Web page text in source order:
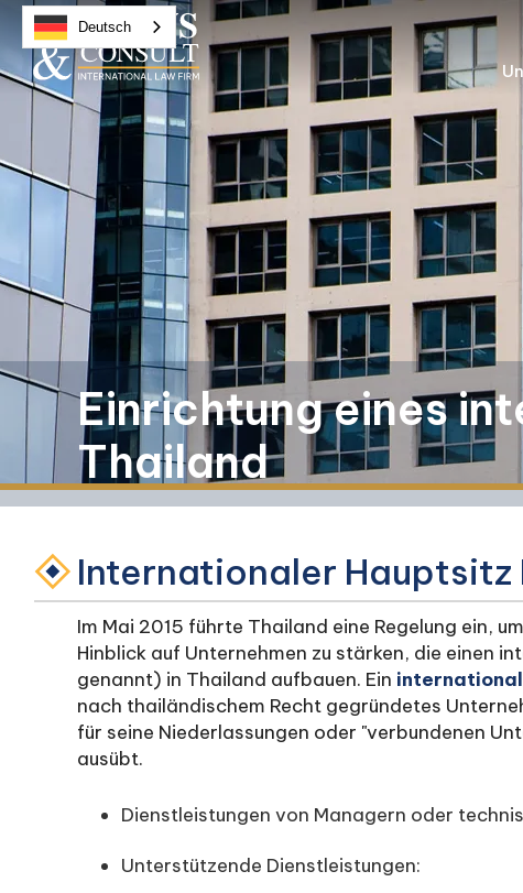
Einrichtung eines
Thailand
Internationaler Hauptsitz
Im Mai 2015 führte Thailand eine Regelung ein,
Hinblick auf Unternehmen zu stärken, die einen
genannt) in Thailand aufbauen. Ein
nach thailändischem Recht gegründetes
für seine Niederlassungen oder "verbundenen
ausübt.
Dienstleistungen von Managern oder
Unterstützende Dienstleistungen:
Deutsch